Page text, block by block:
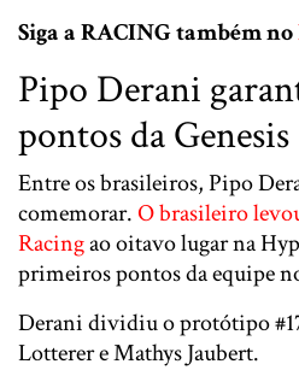
Siga a RACING também no
Pipo Derani
pontos da Genesis
Entre os brasileiros,Pipo
comemorar.O brasileiro
Racingao oitavo lugar na
primeiros pontos da equipe
Derani dividiu o protótipo
LotterereMathys Jaubert.